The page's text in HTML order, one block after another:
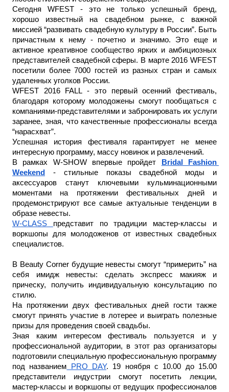
Сегодня WFEST - это не только успешный бренд,
хорошо известный на свадебном рынке, с важной
миссией “развивать свадебную культуру в России”. Быть
причастным к нему - почетно и значимо. Это еще и
активное креативное сообщество ярких и амбициозных
представителей свадебной сферы. В марте 2016 WFEST
посетили более 7000 гостей из разных стран и самых
удаленных уголков России.
WFEST 2016 FALL - это первый осенний фестиваль,
благодаря которому молодожены смогут пообщаться с
компаниями-представителями и забронировать их услуги
заранее, зная, что качественные профессионалы всегда
“нарасхват”.
Успешная история фестиваля гарантирует не менее
интересную программу, массу новинок и развлечений.
В рамках W-SHOW впервые пройдет
Bridal Fashion
Weekend
- стильные показы свадебной моды и
аксессуаров станут ключевыми кульминационными
моментами на протяжении фестивальных дней и
продемонстрируют все самые актуальные тенденции в
образе невесты.
W-CLASS представит по традиции мастер-классы и
воркшопы для молодоженов от известных свадебных
специалистов.
В Beauty Corner будущие невесты смогут “примерить” на
себя имидж невесты: сделать экспресс макияж и
прическу, получить индивидуальную консультацию по
стилю.
На протяжении двух фестивальных дней гости также
смогут принять участие в лотерее и выиграть полезные
призы для проведения своей свадьбы.
Зная каким интересом фестиваль пользуется и у
профессиональной аудитории, в этот раз организаторы
подготовили специальную профессиональную программу
под названием PRO DAY. 19 ноября c 10.00 до 15.00
представители индустрии смогут посетить лекции,
мастер-классы и воркшопы от ведущих профессионалов